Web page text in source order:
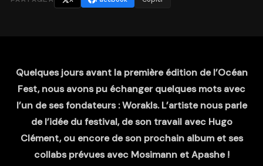
Quelques jours avant la première édition de l’Océan
Fest, nous avons pu échanger quelques mots avec
l’un de ses fondateurs : Worakls. L’artiste nous parle
de l’idée du festival, de son travail avec Hugo
Clément, ou encore de son prochain album et ses
collabs prévues avec Mosimann et Apashe !